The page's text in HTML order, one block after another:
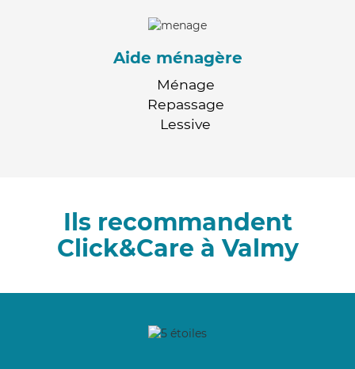
Aide ménagère
Ménage
Repassage
Lessive
Ils recommandent
Click&Care à Valmy